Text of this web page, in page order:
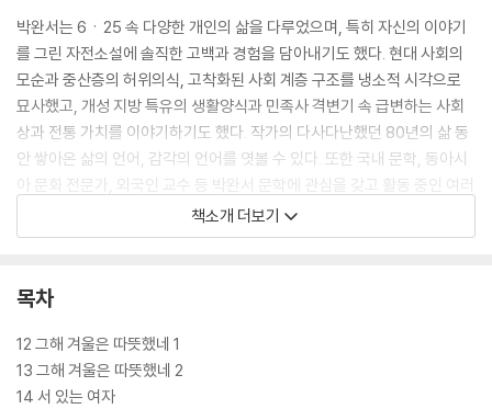
박완서는 6ㆍ25 속 다양한 개인의 삶을 다루었으며, 특히 자신의 이야기
를 그린 자전소설에 솔직한 고백과 경험을 담아내기도 했다. 현대 사회의
모순과 중산층의 허위의식, 고착화된 사회 계층 구조를 냉소적 시각으로
묘사했고, 개성 지방 특유의 생활양식과 민족사 격변기 속 급변하는 사회
상과 전통 가치를 이야기하기도 했다. 작가의 다사다난했던 80년의 삶 동
안 쌓아온 삶의 언어, 감각의 언어를 엿볼 수 있다. 또한 국내 문학, 동아시
아 문화 전문가, 외국인 교수 등 박완서 문학에 관심을 갖고 활동 중인 여러
전문가들이 박완서를 새롭게 해석한 깊이 있는 해설을 수록해 이해를 돕는
다.
책소개 더보기
목차
12 그해 겨울은 따뜻했네 1
13 그해 겨울은 따뜻했네 2
14 서 있는 여자